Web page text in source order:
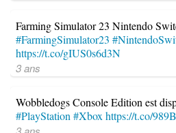
Farming Simulator 23 Nintendo
#FarmingSimulator23
https://t.co/gIUS0s6d3N
3 ans
Wobbledogs Console Edition est
#PlayStation#Xboxhttps://t.co/